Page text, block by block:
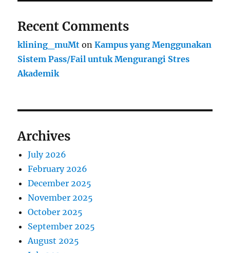
Recent Comments
klining_muMt onKampus yang Menggunakan
Sistem Pass/Fail untuk Mengurangi Stres
Akademik
Archives
July 2026
February 2026
December 2025
November 2025
October 2025
September 2025
August 2025